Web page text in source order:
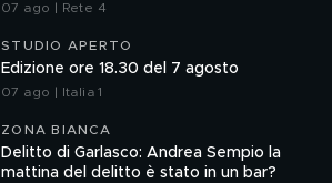
07 ago | Rete 4
STUDIO APERTO
Edizione ore 18.30 del 7 agosto
07 ago | Italia 1
ZONA BIANCA
Delitto di Garlasco: Andrea Sempio la
mattina del delitto è stato in un bar?